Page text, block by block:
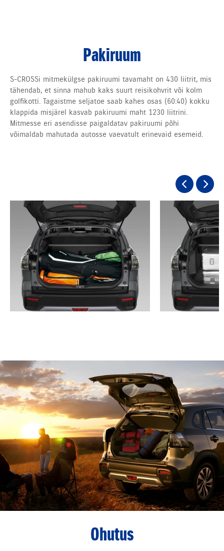
Pakiruum
S-CROSSi mitmekülgse pakiruumi tavamaht on 430 liitrit, mis
tähendab, et sinna mahub kaks suurt reisikohvrit või kolm
golfikotti. Tagaistme seljatoe saab kahes osas (60:40) kokku
klappida misjärel kasvab pakiruumi maht 1230 liitrini.
Mitmesse eri asendisse paigaldatav pakiruumi põhi
võimaldab mahutada autosse vaevatult erinevaid esemeid.
Ohutus